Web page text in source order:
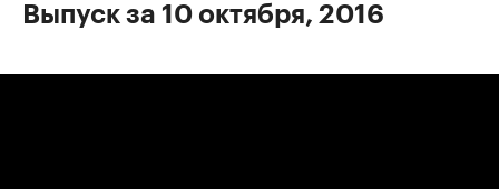
Выпуск за 10 октября, 2016